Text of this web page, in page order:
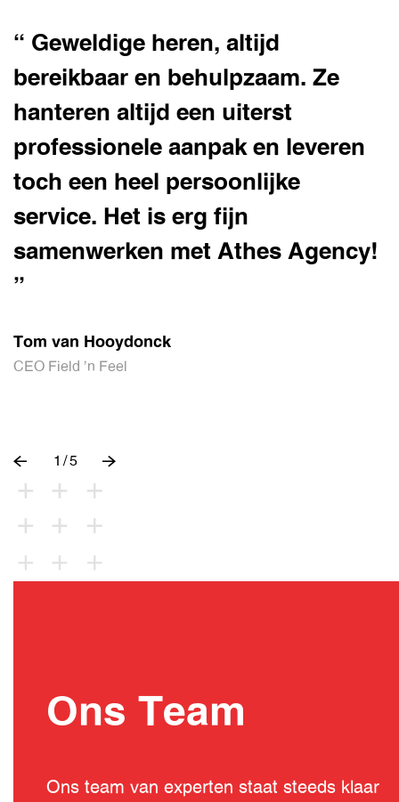
“ Geweldige heren, altijd
bereikbaar en behulpzaam. Ze
hanteren altijd een uiterst
professionele aanpak en leveren
toch een heel persoonlijke
service. Het is erg fijn
samenwerken met Athes Agency!
”
Tom van Hooydonck
CEO Field 'n Feel
1 /5
Ons Team
Ons team van experten staat steeds klaar